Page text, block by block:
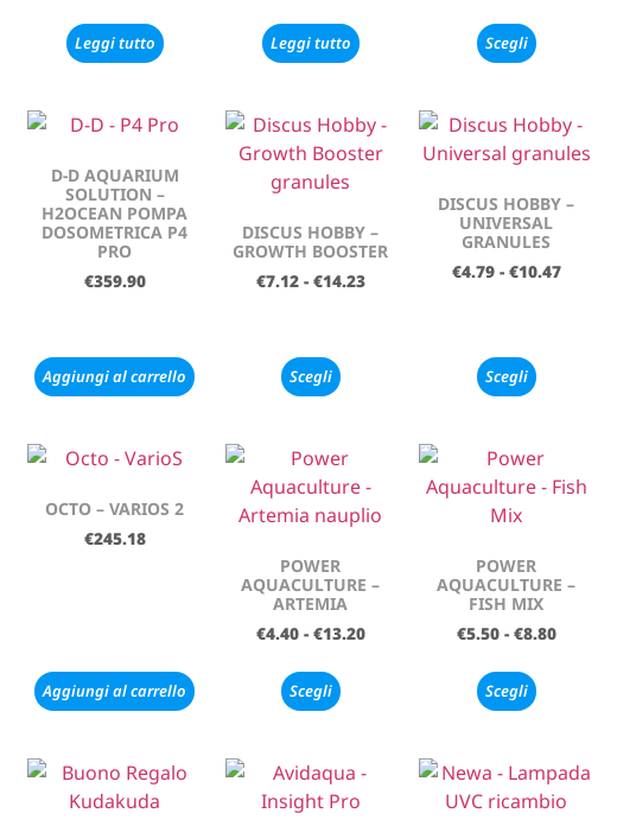
Leggi tutto Leggi tutto Scegli
D-D AQUARIUM
SOLUTION –
H2OCEAN POMPA
DOSOMETRICA P4
PRO
€359.90
Aggiungi al carrello
DISCUS HOBBY –
GROWTH BOOSTER
€7.12 - €14.23
Scegli
DISCUS HOBBY –
UNIVERSAL
GRANULES
€4.79 - €10.47
Scegli
OCTO – VARIOS 2
€245.18
Aggiungi al carrello
POWER
AQUACULTURE –
ARTEMIA
€4.40 - €13.20
Scegli
POWER
AQUACULTURE –
FISH MIX
€5.50 - €8.80
Scegli